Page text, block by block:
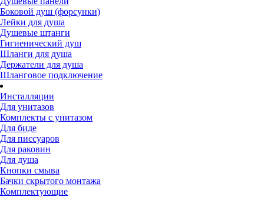
Боковой душ (форсунки)
Лейки для душа
Душевые штанги
Гигиенический душ
Шланги для душа
Держатели для душа
Шланговое подключение
Инсталляции
Для унитазов
Комплекты с унитазом
Для биде
Для писсуаров
Для раковин
Для душа
Кнопки смыва
Бачки скрытого монтажа
Комплектующие